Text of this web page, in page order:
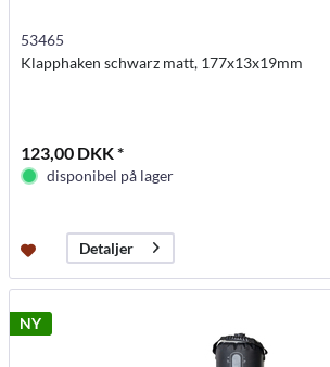
53465
Klapphaken schwarz matt, 177x13x19mm
123,00 DKK *
disponibel på lager
Detaljer
NY